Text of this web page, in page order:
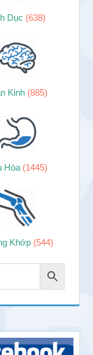
Dục (638)
Kinh (885)
Hóa (1445)
Khớp (544)